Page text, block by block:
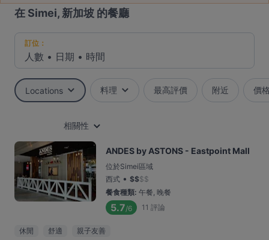
在 Simei, 新加坡 的餐廳
訂位：
人數 • 日期 • 時間
Locations 料理 最高評價 附近 價
相關性
ANDES by ASTONS - Eastpoint Mall
位於Simei區域
西式 • $$$$
餐食種類: 午餐, 晚餐
5.7/6 11 評論
休閒 舒適 親子友善